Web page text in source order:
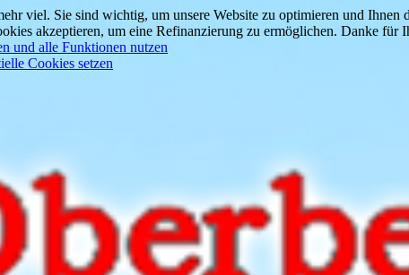
viel. Sie sind wichtig, um unsere Website zu optimieren und
akzeptieren, um eine Refinanzierung zu ermöglichen. Danke
und alle Funktionen nutzen
Cookies setzen